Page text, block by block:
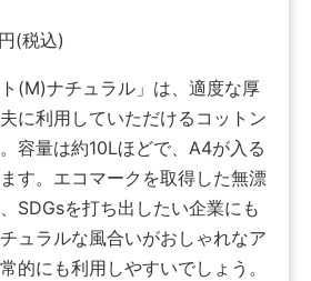
円(税込)
ト(M)ナチュラル」は、適度な厚
に利用していただけるコットン
容量は約10Lほどで、A4が入る
す。エコマークを取得した無漂
SDGsを打ち出したい企業にも
ュラルな風合いがおしゃれなア
的にも利用しやすいでしょう。